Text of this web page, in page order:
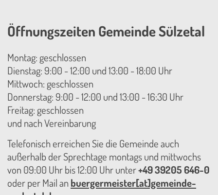
Öffnungszeiten Gemeinde Sülzetal
Montag: geschlossen
Dienstag: 9:00 - 12:00 und 13:00 - 18:00 Uhr
Mittwoch: geschlossen
Donnerstag: 9:00 - 12:00 und 13:00 - 16:30 Uhr
Freitag: geschlossen
und nach Vereinbarung
Telefonisch erreichen Sie die Gemeinde auch
außerhalb der Sprechtage montags und mittwochs
von 09:00 Uhr bis 12:00 Uhr unter+49 39205 646-0
oder per Mail an buergermeister[at]gemeinde-